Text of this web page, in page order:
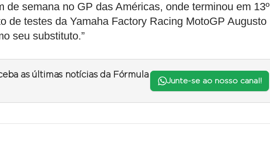
de semana no GP das Américas, onde terminou em 13º
de testes da Yamaha Factory Racing MotoGP Augusto
seu substituto.”
as últimas notícias da Fórmula
Junte-se ao nosso canal!